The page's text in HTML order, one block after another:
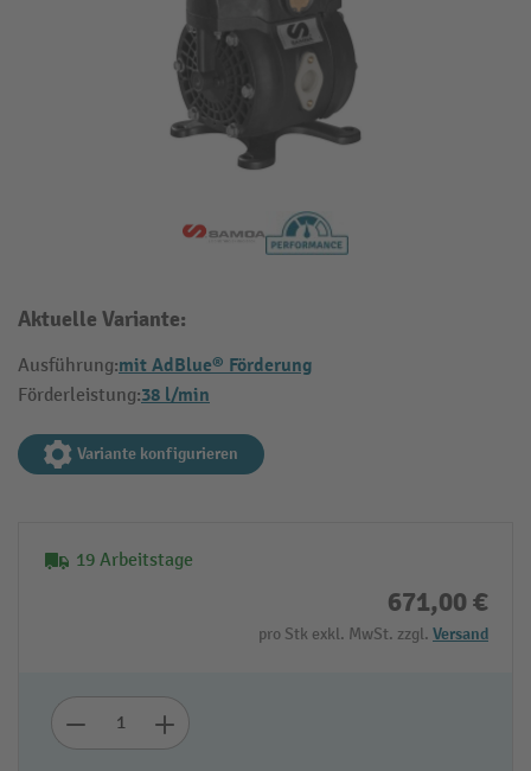
Aktuelle Variante:
Ausführung:mit AdBlue® Förderung
Förderleistung:38 l/min
Variante konfigurieren
19 Arbeitstage
671,00 €
pro Stk exkl. MwSt. zzgl. Versand